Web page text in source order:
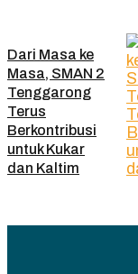
Dari Masa ke
Masa, SMAN 2
Tenggarong
Terus
Berkontribusi
untuk Kukar
dan Kaltim